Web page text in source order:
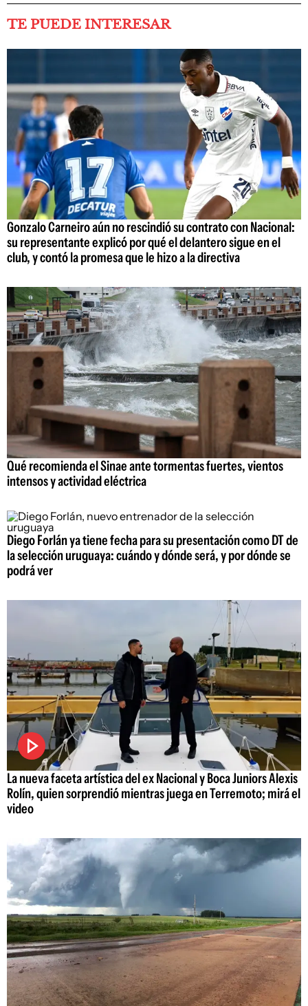
TE PUEDE INTERESAR
Gonzalo Carneiro aún no rescindió su contrato con Nacional:
su representante explicó por qué el delantero sigue en el
club, y contó la promesa que le hizo a la directiva
Qué recomienda el Sinae ante tormentas fuertes, vientos
intensos y actividad eléctrica
Diego Forlán ya tiene fecha para su presentación como DT de
la selección uruguaya: cuándo y dónde será, y por dónde se
podrá ver
La nueva faceta artística del ex Nacional y Boca Juniors Alexis
Rolín, quien sorprendió mientras juega en Terremoto; mirá el
video